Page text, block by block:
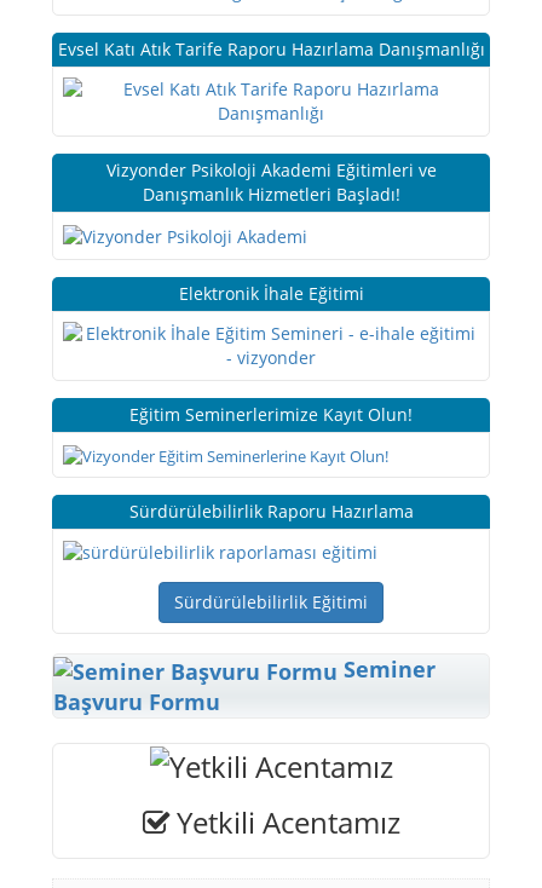
Evsel Katı Atık Tarife Raporu Hazırlama Danışmanlığı
Vizyonder Psikoloji Akademi Eğitimleri ve
Danışmanlık Hizmetleri Başladı!
Elektronik İhale Eğitimi
Eğitim Seminerlerimize Kayıt Olun!
Sürdürülebilirlik Raporu Hazırlama
Sürdürülebilirlik Eğitimi
Seminer
Başvuru Formu
Yetkili Acentamız